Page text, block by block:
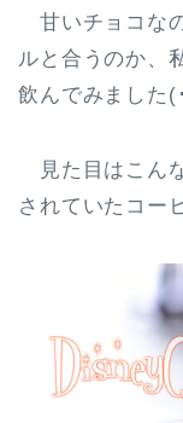
甘いチョコな
ルと合うのか、
飲んでみました(
見た目はこん
されていたコー